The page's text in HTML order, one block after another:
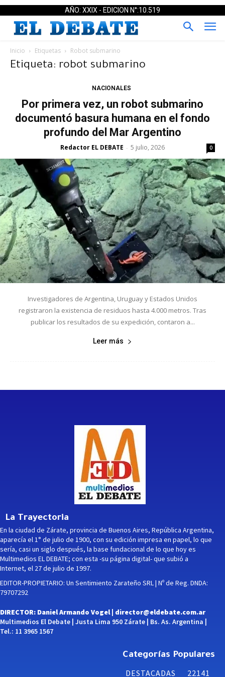
AÑO: XXIX - EDICION N°:10.519
Inicio Etiquetas Robot submarino
Etiqueta: robot submarino
NACIONALES
Por primera vez, un robot submarino
documentó basura humana en el fondo
profundo del Mar Argentino
Redactor EL DEBATE - 5 julio, 2026 0
Investigadores de Argentina, Uruguay y Estados Unidos
registraron la existencia de residuos hasta 4.000 metros. Tras
publicar los resultados de su expedición, contaron a...
Leer más
La Trayectoria
En la ciudad de Zárate, provincia de Buenos Aires, República Argentina,
aparecía el 1° de julio de 1900, con su edición impresa en papel, lo que
sería, casi un siglo después, la base fundacional de lo que hoy es
Multimedios EL DEBATE; con esta -su página digital- que subió a
Internet, el 27 de julio de 1997.
EDITOR-PROPIETARIO: Un Sentimiento Zarateño SRL | Nº de Reg. DNDA:
79707292
DIRECTOR: Daniel Armando Vogel | director@eldebate.com.ar
Multimedios El Debate | Justa Lima 950 Zárate | Bs. As. Argentina |
Tel.: 11 3965 1567
Categorías Populares
DESTACADAS
22141